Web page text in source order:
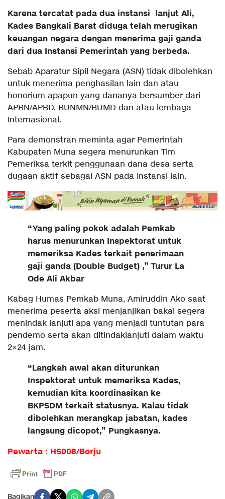
Karena tercatat pada dua instansi lanjut Ali,
Kades Bangkali Barat diduga telah merugikan
keuangan negara dengan menerima gaji ganda
dari dua Instansi Pemerintah yang berbeda.
Sebab Aparatur Sipil Negara (ASN) tidak dibolehkan
untuk menerima penghasilan lain dan atau
honorium apapun yang dananya bersumber dari
APBN/APBD, BUNMN/BUMD dan atau lembaga
Internasional.
Para demonstran meminta agar Pemerintah
Kabupaten Muna segera menurunkan Tim
Pemeriksa terkit penggunaan dana desa serta
dugaan aktif sebagai ASN pada Instansi lain.
“Yang paling pokok adalah Pemkab
harus menurunkan Inspektorat untuk
memeriksa Kades terkait penerimaan
gaji ganda (Double Budget) ,” Turur La
Ode Ali Akbar
Kabag Humas Pemkab Muna, Amiruddin Ako saat
menerima peserta aksi menjanjikan bakal segera
menindak lanjuti apa yang menjadi tuntutan para
pendemo serta akan ditindaklanjuti dalam waktu
2×24 jam.
“Langkah awal akan diturunkan
Inspektorat untuk memeriksa Kades,
kemudian kita koordinasikan ke
BKPSDM terkait statusnya. Kalau tidak
dibolehkan merangkap jabatan, kades
langsung dicopot,” Pungkasnya.
Pewarta : HS008/Borju
Bagikan